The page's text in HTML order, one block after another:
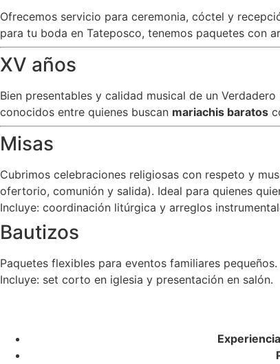
Ofrecemos servicio para ceremonia, cóctel y
para tu boda en Tateposco, tenemos paquetes con
XV años
Bien presentables y calidad musical de un
conocidos entre quienes buscan mariachis baratos
Misas
Cubrimos celebraciones religiosas con respeto y
ofertorio, comunión y salida). Ideal para quienes
Incluye: coordinación litúrgica y arreglos
Bautizos
Paquetes flexibles para eventos familiares
Incluye: set corto en iglesia y presentación en salón.